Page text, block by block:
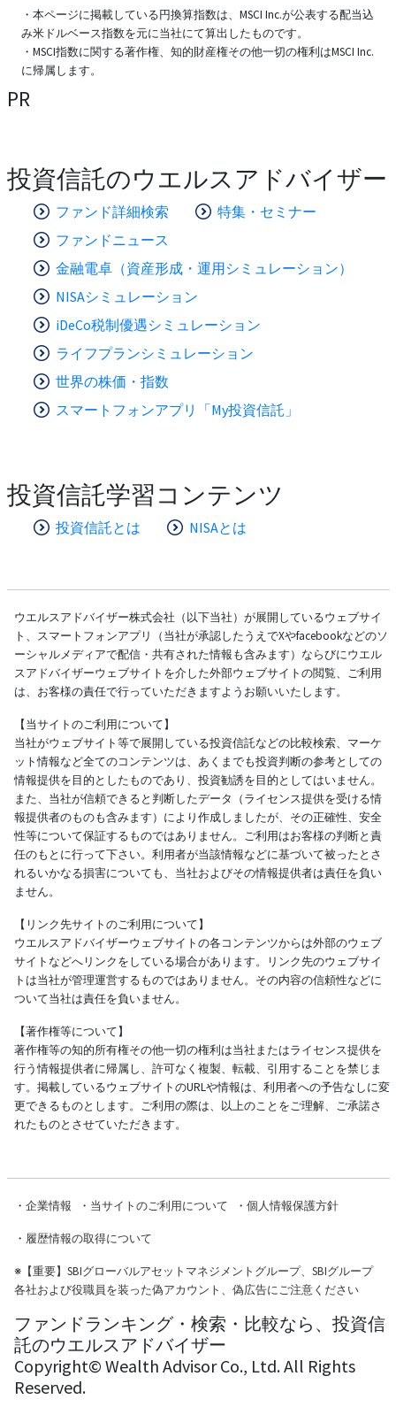
・本ページに掲載している円換算指数は、MSCI Inc.が公表する配当込
み米ドルベース指数を元に当社にて算出したものです。
・MSCI指数に関する著作権、知的財産権その他一切の権利はMSCI Inc.
に帰属します。
PR
投資信託のウエルスアドバイザー
ファンド詳細検索
特集・セミナー
ファンドニュース
金融電卓（資産形成・運用シミュレーション）
NISAシミュレーション
iDeCo税制優遇シミュレーション
ライフプランシミュレーション
世界の株価・指数
スマートフォンアプリ「My投資信託」
投資信託学習コンテンツ
投資信託とは NISAとは
ウエルスアドバイザー株式会社（以下当社）が展開しているウェブサイ
ト、スマートフォンアプリ（当社が承認したうえでXやfacebookなどのソ
ーシャルメディアで配信・共有された情報も含みます）ならびにウエル
スアドバイザーウェブサイトを介した外部ウェブサイトの閲覧、ご利用
は、お客様の責任で行っていただきますようお願いいたします。
【当サイトのご利用について】
当社がウェブサイト等で展開している投資信託などの比較検索、マーケ
ット情報など全てのコンテンツは、あくまでも投資判断の参考としての
情報提供を目的としたものであり、投資勧誘を目的としてはいません。
また、当社が信頼できると判断したデータ（ライセンス提供を受ける情
報提供者のものも含みます）により作成しましたが、その正確性、安全
性等について保証するものではありません。ご利用はお客様の判断と責
任のもとに行って下さい。利用者が当該情報などに基づいて被ったとさ
れるいかなる損害についても、当社およびその情報提供者は責任を負い
ません。
【リンク先サイトのご利用について】
ウエルスアドバイザーウェブサイトの各コンテンツからは外部のウェブ
サイトなどへリンクをしている場合があります。リンク先のウェブサイ
トは当社が管理運営するものではありません。その内容の信頼性などに
ついて当社は責任を負いません。
【著作権等について】
著作権等の知的所有権その他一切の権利は当社またはライセンス提供を
行う情報提供者に帰属し、許可なく複製、転載、引用することを禁じま
す。掲載しているウェブサイトのURLや情報は、利用者への予告なしに変
更できるものとします。ご利用の際は、以上のことをご理解、ご承諾さ
れたものとさせていただきます。
・ 企業情報 ・ 当サイトのご利用について ・ 個人情報保護方針
・ 履歴情報の取得について
※【重要】SBIグローバルアセットマネジメントグループ、SBIグループ
各社および役職員を装った偽アカウント、偽広告にご注意ください
ファンドランキング・検索・比較なら、投資信
託のウエルスアドバイザー
Copyright© Wealth Advisor Co., Ltd. All Rights
Reserved.